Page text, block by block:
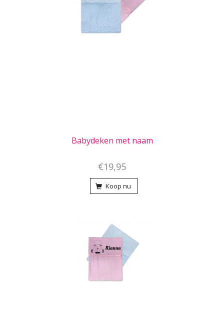
Babydeken met naam
€19,95
Koop nu